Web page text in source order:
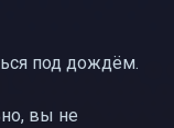
под дождём.
вы не